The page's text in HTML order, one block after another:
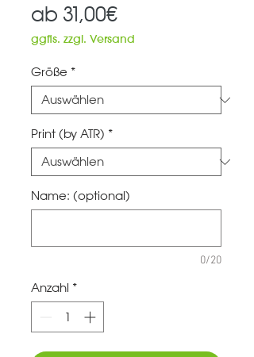
ab 31,00€Sale-
Preis
ggfls. zzgl. Versand
Größe *
Print (by ATR) *
Name: (optional)
0/20
Anzahl *